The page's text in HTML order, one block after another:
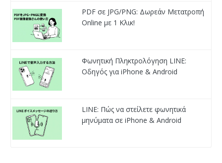
PDF σε JPG/PNG: Δωρεάν Μετατροπή
Online με 1 Κλικ!
Φωνητική Πληκτρολόγηση LINE:
Οδηγός για iPhone & Android
LINE: Πώς να στείλετε φωνητικά
μηνύματα σε iPhone & Android